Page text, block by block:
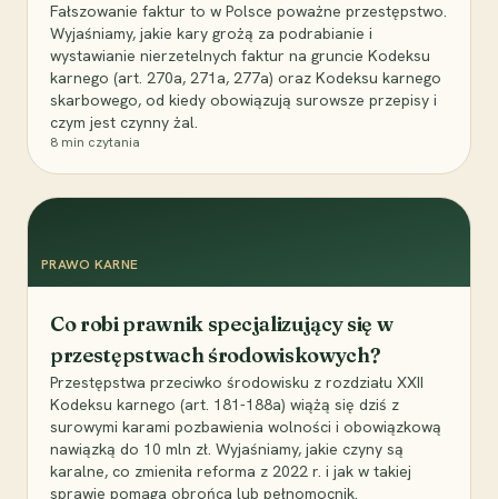
Fałszowanie faktur to w Polsce poważne przestępstwo.
Wyjaśniamy, jakie kary grożą za podrabianie i
wystawianie nierzetelnych faktur na gruncie Kodeksu
karnego (art. 270a, 271a, 277a) oraz Kodeksu karnego
skarbowego, od kiedy obowiązują surowsze przepisy i
czym jest czynny żal.
8 min czytania
PRAWO KARNE
Co robi prawnik specjalizujący się w
przestępstwach środowiskowych?
Przestępstwa przeciwko środowisku z rozdziału XXII
Kodeksu karnego (art. 181-188a) wiążą się dziś z
surowymi karami pozbawienia wolności i obowiązkową
nawiązką do 10 mln zł. Wyjaśniamy, jakie czyny są
karalne, co zmieniła reforma z 2022 r. i jak w takiej
sprawie pomaga obrońca lub pełnomocnik.